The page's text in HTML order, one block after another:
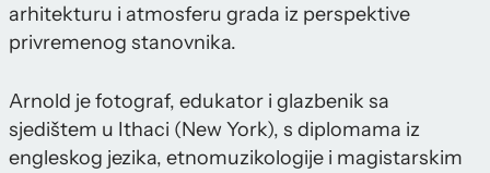
arhitekturu i atmosferu grada iz perspektive
privremenog stanovnika.
Arnold je fotograf, edukator i glazbenik sa
sjedištem u Ithaci (New York), s diplomama iz
engleskog jezika, etnomuzikologije i magistarskim